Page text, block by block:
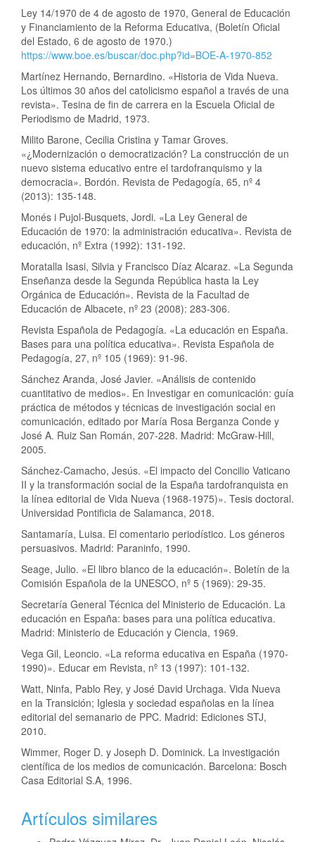
Ley 14/1970 de 4 de agosto de 1970, General de Educación
y Financiamiento de la Reforma Educativa, (Boletín Oficial
del Estado, 6 de agosto de 1970.)
https://www.boe.es/buscar/doc.php?id=BOE-A-1970-852
Martínez Hernando, Bernardino. «Historia de Vida Nueva.
Los últimos 30 años del catolicismo español a través de una
revista». Tesina de fin de carrera en la Escuela Oficial de
Periodismo de Madrid, 1973.
Milito Barone, Cecilia Cristina y Tamar Groves.
«¿Modernización o democratización? La construcción de un
nuevo sistema educativo entre el tardofranquismo y la
democracia». Bordón. Revista de Pedagogía, 65, nº 4
(2013): 135-148.
Monés i Pujol-Busquets, Jordi. «La Ley General de
Educación de 1970: la administración educativa». Revista de
educación, nº Extra (1992): 131-192.
Moratalla Isasi, Silvia y Francisco Díaz Alcaraz. «La Segunda
Enseñanza desde la Segunda República hasta la Ley
Orgánica de Educación». Revista de la Facultad de
Educación de Albacete, nº 23 (2008): 283-306.
Revista Española de Pedagogía. «La educación en España.
Bases para una política educativa». Revista Española de
Pedagogía, 27, nº 105 (1969): 91-96.
Sánchez Aranda, José Javier. «Análisis de contenido
cuantitativo de medios». En Investigar en comunicación: guía
práctica de métodos y técnicas de investigación social en
comunicación, editado por María Rosa Berganza Conde y
José A. Ruiz San Román, 207-228. Madrid: McGraw-Hill,
2005.
Sánchez-Camacho, Jesús. «El impacto del Concilio Vaticano
II y la transformación social de la España tardofranquista en
la línea editorial de Vida Nueva (1968-1975)». Tesis doctoral.
Universidad Pontificia de Salamanca, 2018.
Santamaría, Luisa. El comentario periodístico. Los géneros
persuasivos. Madrid: Paraninfo, 1990.
Seage, Julio. «El libro blanco de la educación». Boletín de la
Comisión Española de la UNESCO, nº 5 (1969): 29-35.
Secretaría General Técnica del Ministerio de Educación. La
educación en España: bases para una política educativa.
Madrid: Ministerio de Educación y Ciencia, 1969.
Vega Gil, Leoncio. «La reforma educativa en España (1970-
1990)». Educar em Revista, nº 13 (1997): 101-132.
Watt, Ninfa, Pablo Rey, y José David Urchaga. Vida Nueva
en la Transición; Iglesia y sociedad españolas en la línea
editorial del semanario de PPC. Madrid: Ediciones STJ,
2010.
Wimmer, Roger D. y Joseph D. Dominick. La investigación
científica de los medios de comunicación. Barcelona: Bosch
Casa Editorial S.A, 1996.
Artículos similares